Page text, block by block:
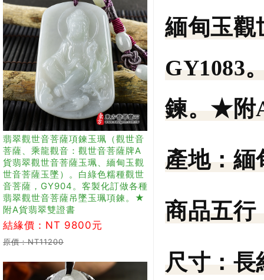
翡翠觀世音菩薩項鍊玉珮（觀世音
菩薩、乘龍觀音：觀世音菩薩牌A
貨翡翠觀世音菩薩玉珮、緬甸玉觀
世音菩薩玉墜）。白綠色糯種觀世
音菩薩，GY904。客製化訂做各種
翡翠觀世音菩薩吊墜玉珮項鍊。★
附A貨翡翠雙證書
結緣價：NT 9800元
原價：NT11200
緬甸玉觀
GY1083
鍊。★附
產地： 緬
商品五行
尺寸： 長